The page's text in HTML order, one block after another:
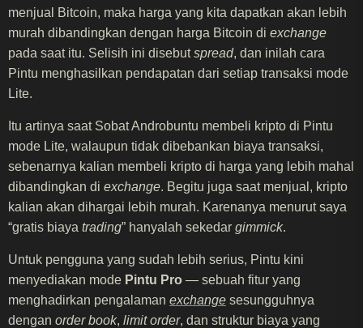
menjual Bitcoin, maka harga yang kita dapatkan akan lebih
murah dibandingkan dengan harga Bitcoin di exchange
pada saat itu. Selisih ini disebutspread, dan inilah cara
Pintu menghasilkan pendapatan dari setiap transaksi mode
Lite.
Itu artinya saat Sobat Androbuntu membeli kripto di Pintu
mode Lite, walaupun tidak dibebankan biaya transaksi,
sebenarnya kalian membeli kripto di harga yang lebih mahal
dibandingkan di exchange. Begitu juga saat menjual, kripto
kalian akan dihargai lebih murah. Karenanya menurut saya
“gratis biaya trading” hanyalah sekedar gimmick.
Untuk pengguna yang sudah lebih serius, Pintu kini
menyediakan mode Pintu Pro — sebuah fitur yang
menghadirkan pengalaman exchange sesungguhnya
dengan order book, limit order, dan struktur biaya yang